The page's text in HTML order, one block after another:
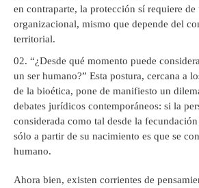
en contraparte, la protección sí requiere
organizacional, mismo que depende del
territorial.
“¿Desde qué momento puede
un ser humano?” Esta postura, cercana a
de la bioética, pone de manifiesto un
debates jurídicos contemporáneos: si la
considerada como tal desde la
sólo a partir de su nacimiento es que se
humano.
Ahora bien, existen corrientes de